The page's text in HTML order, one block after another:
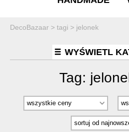
DecoBazaar > tagi > jelonek
WYŚWIETL
Tag: